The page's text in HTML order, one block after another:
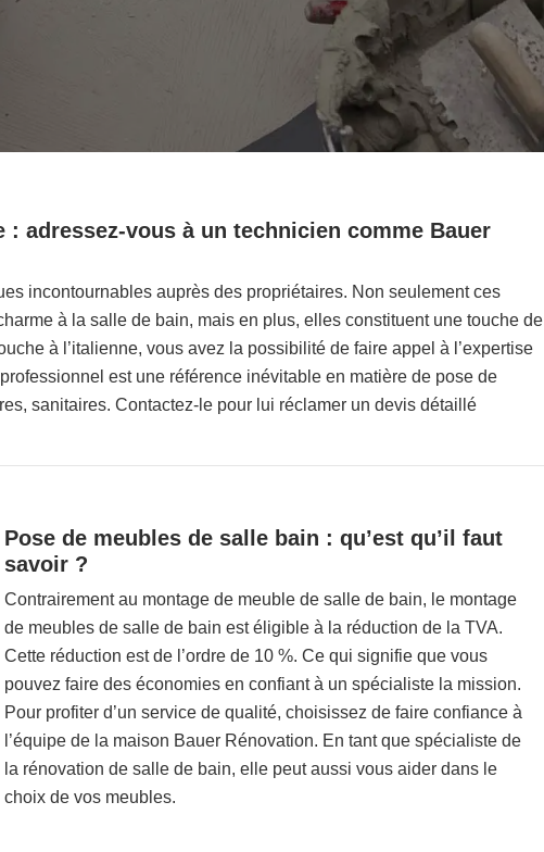
: adressez-vous à un technicien comme Bauer
incontournables auprès des propriétaires. Non seulement ces
à la salle de bain, mais en plus, elles constituent une touche de
à l’italienne, vous avez la possibilité de faire appel à l’expertise
est une référence inévitable en matière de pose de
sanitaires. Contactez-le pour lui réclamer un devis détaillé
Pose de meubles de salle bain : qu’est qu’il faut
savoir ?
Contrairement au montage de meuble de salle de bain, le montage
de meubles de salle de bain est éligible à la réduction de la TVA.
Cette réduction est de l’ordre de 10 %. Ce qui signifie que vous
pouvez faire des économies en confiant à un spécialiste la mission.
Pour profiter d’un service de qualité, choisissez de faire confiance à
l’équipe de la maison Bauer Rénovation. En tant que spécialiste de
la rénovation de salle de bain, elle peut aussi vous aider dans le
choix de vos meubles.